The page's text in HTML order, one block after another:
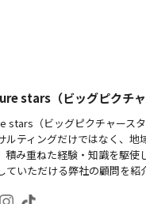
stars（ビッグピクチャ
stars（ビッグピクチャース
ルティングだけではなく、
積み重ねた経験・知識を駆
ていただける弊社の顧問を紹